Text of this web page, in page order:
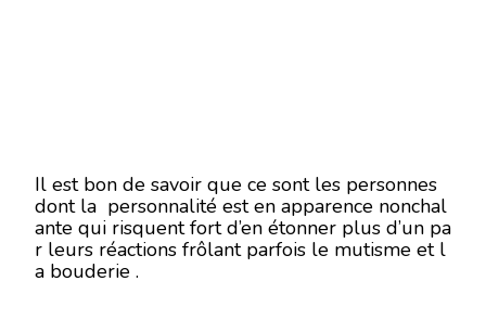
Il est bon de savoir que ce sont les personnes
dont la personnalité est en apparence nonchal
ante qui risquent fort d’en étonner plus d’un pa
r leurs réactions frôlant parfois le mutisme et l
a bouderie .